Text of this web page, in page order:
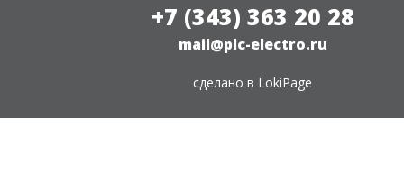
+7 (343) 363 20 28
mail@plc-electro.ru
сделано в LokiPage